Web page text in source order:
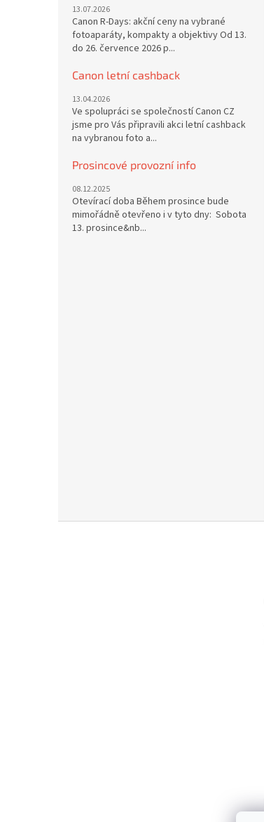
13.07.2026
Canon R-Days: akční ceny na vybrané
fotoaparáty, kompakty a objektivy Od 13.
do 26. července 2026 p...
Canon letní cashback
13.04.2026
Ve spolupráci se společností Canon CZ
jsme pro Vás připravili akci letní cashback
na vybranou foto a...
Prosincové provozní info
08.12.2025
Otevírací doba Během prosince bude
mimořádně otevřeno i v tyto dny: Sobota
13. prosince&nb...